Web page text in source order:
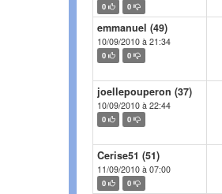
0 0
emmanuel (49)
10/09/2010 à 21:34
0 0
joellepouperon (37)
10/09/2010 à 22:44
0 0
Cerise51 (51)
11/09/2010 à 07:00
0 0